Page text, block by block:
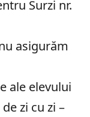
Surzi nr.
asigurăm
ale elevului
zi cu zi –